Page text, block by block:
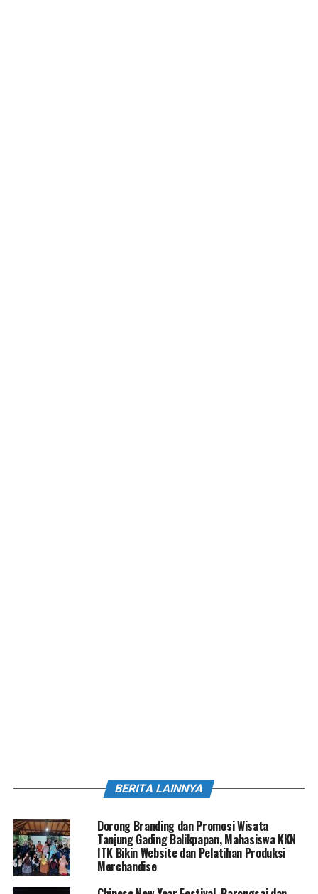
BERITA LAINNYA
Dorong Branding dan Promosi Wisata
Tanjung Gading Balikpapan, Mahasiswa KKN
ITK Bikin Website dan Pelatihan Produksi
Merchandise